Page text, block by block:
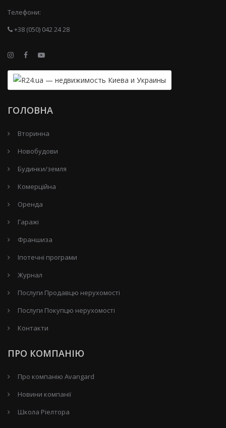
Телефони:
+38 (050) 042 24 28
ГОЛОВНА
Вторинна
Новобудови
Будинки/земля
Комерційна
Оренда
Гаражі
Франшиза
Іпотечні програми
Журнал
Послуги Продавцю нерухомості
Послуги Покупцю нерухомості
Контакти
ПРО КОМПАНІЮ
Про компанію Avangard
Новини компанії
Школа Ріелтора